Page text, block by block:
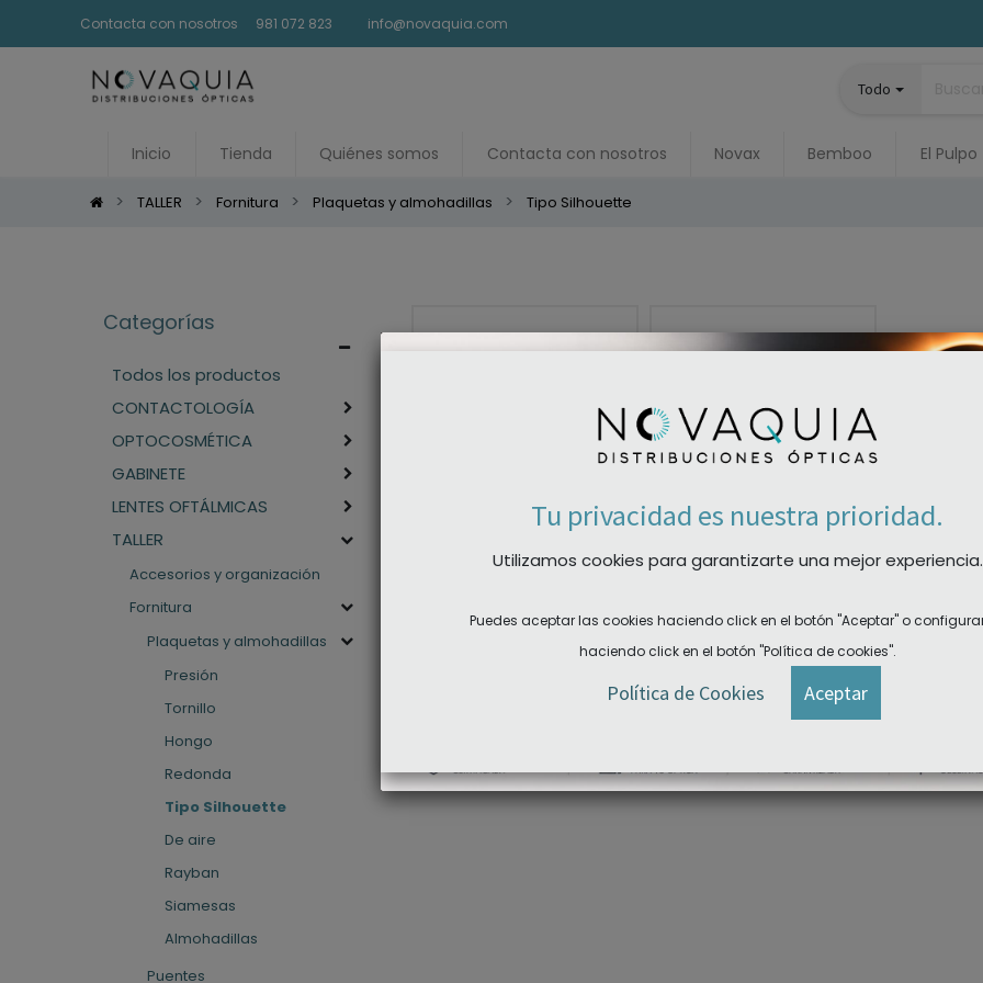
Contacta con nosotros 981 072 823 info@novaquia.com
Todo
Inicio Tienda Quiénes somos Contacta con nosotros Novax Bemboo El Pulpo
TALLER Fornitura Plaquetas y almohadillas Tipo Silhouette
Categorías
Todos los productos
CONTACTOLOGÍA
OPTOCOSMÉTICA
GABINETE
LENTES OFTÁLMICAS
TALLER
Accesorios y organización
Fornitura
Plaquetas y almohadillas
Presión
Tornillo
Hongo
Redonda
Tipo Silhouette
De aire
Rayban
Siamesas
Almohadillas
Puentes
Silhoutte 13 mm P.V.C flexible
tipo Silhoutte 12 mm silicona
25 ud
Tu privacidad es nuestra prioridad.
Utilizamos cookies para garantizarte una mejor experiencia.
Puedes aceptar las cookies haciendo click en el botón "Aceptar" o
haciendo click en el botón "Política de cookies".
Política de Cookies Aceptar